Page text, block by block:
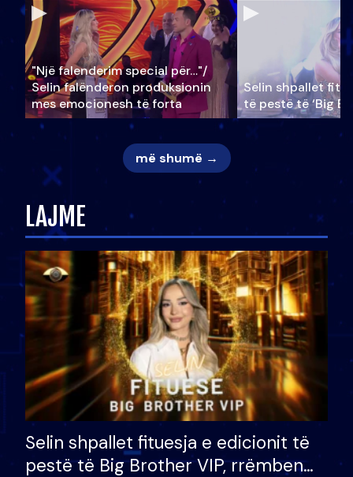
"Një falenderim special për…"/
Selin falënderon produksionin
mes emocionesh të forta
Selin shpallet
të pestë të ‘Big
më shumë →
LAJME
Selin shpallet fituesja e edicionit të
pestë të Big Brother VIP, rrëmben